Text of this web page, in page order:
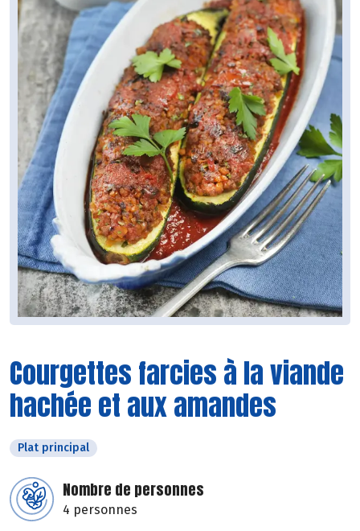
Courgettes farcies à la viande
hachée et aux amandes
Plat principal
Nombre de personnes
4 personnes